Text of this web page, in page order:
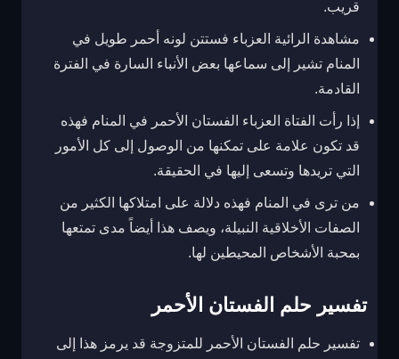
قريب.
مشاهدة الرائية العزباء فستتن لونه أحمر طويل في
المنام تشير إلى سماعها بعض الأنباء السارة في الفترة
القادمة.
إذا رأت الفتاة العزباء الفستان الأحمر في المنام فهذه
قد تكون علامة على تمكنها من الوصول إلى كل الأمور
التي تريدها وتسعى إليها في الحقيقة.
من ترى في المنام فهذه دلالة على امتلاكها الكثير من
الصفات الأخلاقية النبيلة، ويصف هذا أيضاً مدى تمتعها
بمحبة الأشخاص المحيطين لها.
تفسير حلم الفستان الأحمر
تفسير حلم الفستان الأحمر للمتزوجة قد يرمز هذا إلى